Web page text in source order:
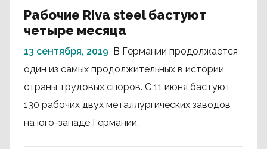
Рабочие Riva steel бастуют
четыре месяца
13 сентября, 2019 В Германии продолжается
один из самых продолжительных в истории
страны трудовых споров. С 11 июня бастуют
130 рабочих двух металлургических заводов
на юго-западе Германии.